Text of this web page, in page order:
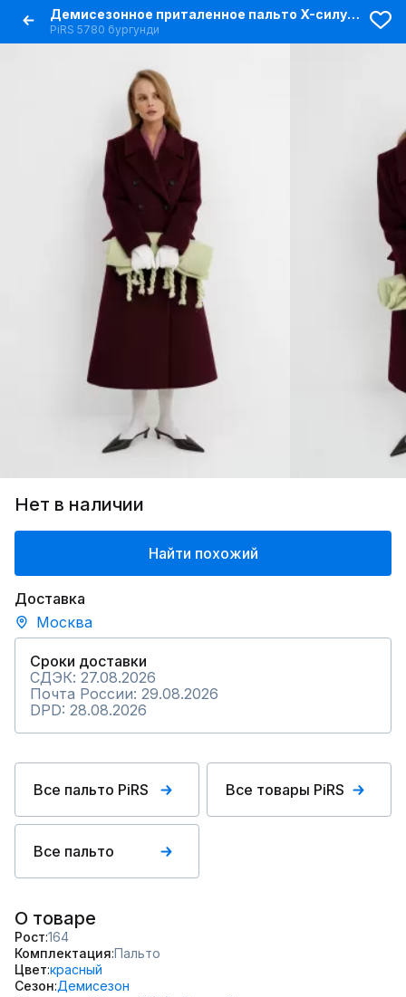
Демисезонное приталенное пальто X-силуэта на подкладке
PiRS 5780 бургунди
Нет в наличии
Найти похожий
Доставка
Москва
Сроки доставки
СДЭК: 27.08.2026
Почта России: 29.08.2026
DPD: 28.08.2026
Все пальто PiRS Все товары PiRS
Все пальто
О товаре
Рост 164
Комплектация Пальто
Цвет красный
Сезон Демисезон